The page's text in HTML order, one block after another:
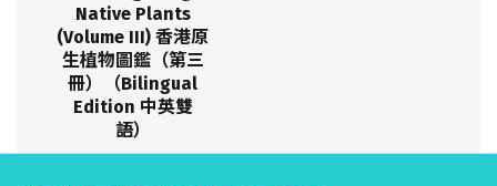
Native Plants
(Volume III) 香港原
生植物圖鑑（第三
冊）（Bilingual
Edition 中英雙
語）